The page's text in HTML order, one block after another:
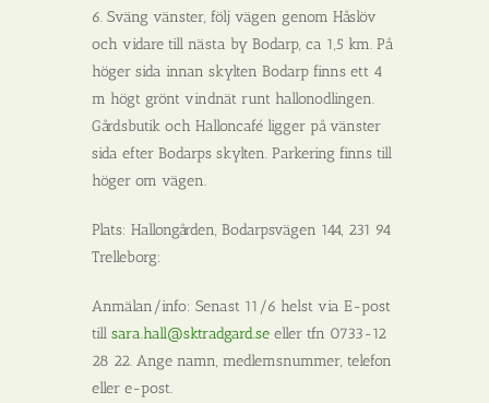
6. Sväng vänster, följ vägen genom Håslöv
och vidare till nästa by Bodarp, ca 1,5 km. På
höger sida innan skylten Bodarp finns ett 4
m högt grönt vindnät runt hallonodlingen.
Gårdsbutik och Halloncafé ligger på vänster
sida efter Bodarps skylten. Parkering finns till
höger om vägen.
Plats: Hallongården, Bodarpsvägen 144, 231 94
Trelleborg:
Anmälan/info: Senast 11/6 helst via E-post
till sara.hall@sktradgard.se eller tfn 0733-12
28 22. Ange namn, medlemsnummer, telefon
eller e-post.